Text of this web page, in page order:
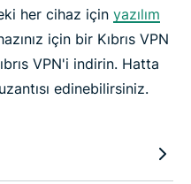
her cihaz için yazılım
için bir Kıbrıs VPN
VPN'i indirin. Hatta
edinebilirsiniz.